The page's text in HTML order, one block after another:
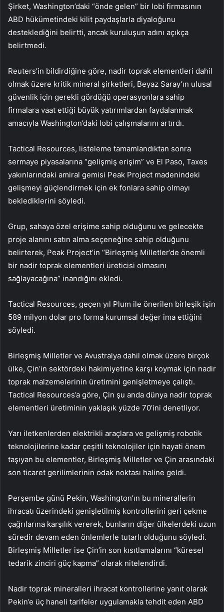
Şirket, Washington’daki “önde gelen” bir lobi firmasının
ABD hükümetindeki kilit paydaşlarla diyaloğunu
desteklediğini belirtti, ancak kuruluşun adını açıkça
belirtmedi.
Reuters’in bildirdiğine göre, nadir toprak elementleri dahil
olmak üzere kritik mineral şirketleri, Beyaz Saray’ın ulusal
güvenlik için gerekli gördüğü operasyonlara sahip
firmalara vaat ettiği büyük yatırımlardan faydalanmak
amacıyla Washington’daki lobi çalışmalarını artırdı.
Tactical Resources, listeleme tamamlandıktan sonra
sermaye piyasalarına “gelişmiş erişim” ve El Paso, Taxes
yakınlarındaki amiral gemisi Peak Project madenindeki
gelişmeyi güçlendirmek için ek fonlara sahip olmayı
beklediklerini söyledi.
Grup, sahaya özel erişime sahip olduğunu ve gelecekte
proje alanını satın alma seçeneğine sahip olduğunu
belirterek, Peak Project’in “Birleşmiş Milletler’de önemli
bir nadir toprak elementleri üreticisi olmasını
sağlayacağına” inandığını ekledi.
Tactical Resources, geçen yıl Plum ile önerilen birleşik işin
589 milyon dolar pro forma kurumsal değer ima ettiğini
söyledi.
Birleşmiş Milletler ve Avustralya dahil olmak üzere birçok
ülke, Çin’in sektördeki hakimiyetine karşı koymak için nadir
toprak malzemelerinin üretimini genişletmeye çalıştı.
Tactical Resources’a göre, Çin şu anda dünya nadir toprak
elementleri üretiminin yaklaşık yüzde 70’ini denetliyor.
Yarı iletkenlerden elektrikli araçlara ve gelişmiş robotik
teknolojilerine kadar çeşitli teknolojiler için hayati önem
taşıyan bu elementler, Birleşmiş Milletler ve Çin arasındaki
son ticaret gerilimlerinin odak noktası haline geldi.
Perşembe günü Pekin, Washington’ın bu minerallerin
ihracatı üzerindeki genişletilmiş kontrollerini geri çekme
çağrılarına karşılık vererek, bunların diğer ülkelerdeki uzun
süredir devam eden önlemlerle tutarlı olduğunu söyledi.
Birleşmiş Milletler ise Çin’in son kısıtlamalarını “küresel
tedarik zinciri güç kapma” olarak nitelendirdi.
Nadir toprak mineralleri ihracat kontrollerine yanıt olarak
Pekin’e üç haneli tarifeler uygulamakla tehdit eden ABD